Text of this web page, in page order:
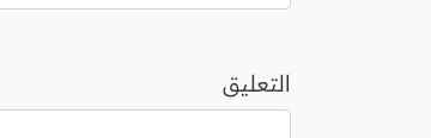
التعليق